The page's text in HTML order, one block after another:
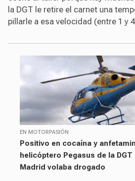
la DGT le retire el carnet una
pillarle a esa velocidad (entre 1 y
EN MOTORPASIÓN
Positivo en cocaína y
helicóptero Pegasus de la
Madrid volaba drogado